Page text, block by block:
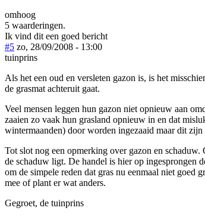
omhoog
5 waarderingen.
Ik vind dit een goed bericht
#5 zo, 28/09/2008 - 13:00
tuinprins
Als het een oud en versleten gazon is, is het
de grasmat achteruit gaat.
Veel mensen leggen hun gazon niet opnieuw aan
zaaien zo vaak hun grasland opnieuw in en dat
wintermaanden) door worden ingezaaid maar dit
Tot slot nog een opmerking over gazon en
de schaduw ligt. De handel is hier op ingesprongen
om de simpele reden dat gras nu eenmaal niet goed
mee of plant er wat anders.
Gegroet, de tuinprins